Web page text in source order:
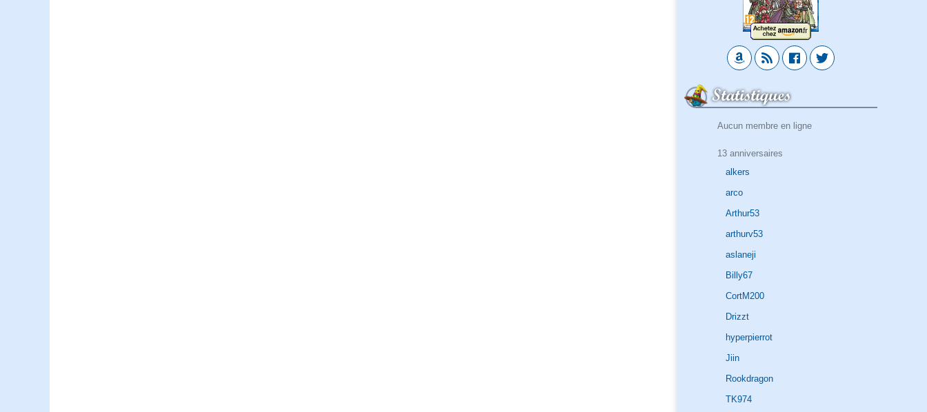
Statistiques
Aucun membre en ligne
13 anniversaires
alkers
arco
Arthur53
arthurv53
aslaneji
Billy67
CortM200
Drizzt
hyperpierrot
Jiin
Rookdragon
TK974